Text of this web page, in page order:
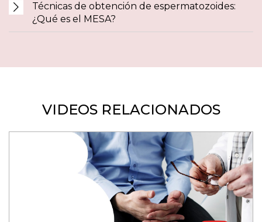
Técnicas de obtención de espermatozoides:
¿Qué es el MESA?
VIDEOS RELACIONADOS